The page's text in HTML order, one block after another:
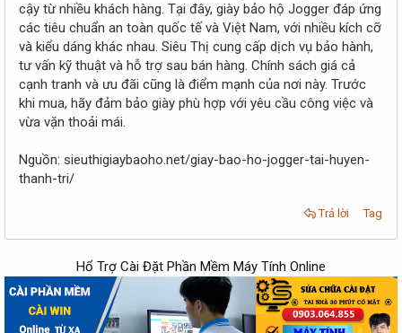
cậy từ nhiều khách hàng. Tại đây, giày bảo hộ Jogger đáp ứng
các tiêu chuẩn an toàn quốc tế và Việt Nam, với nhiều kích cỡ
và kiểu dáng khác nhau. Siêu Thị cung cấp dịch vụ bảo hành,
tư vấn kỹ thuật và hỗ trợ sau bán hàng. Chính sách giá cả
cạnh tranh và ưu đãi cũng là điểm mạnh của nơi này. Trước
khi mua, hãy đảm bảo giày phù hợp với yêu cầu công việc và
vừa vặn thoải mái.
Nguồn: sieuthigiaybaoho.net/giay-bao-ho-jogger-tai-huyen-
thanh-tri/
Trả lời Tag
Hổ Trợ Cài Đặt Phần Mềm Máy Tính Online